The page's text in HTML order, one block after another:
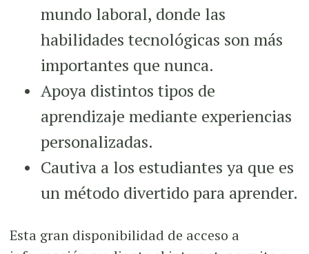
mundo laboral, donde las
habilidades tecnológicas son más
importantes que nunca.
Apoya distintos tipos de
aprendizaje mediante experiencias
personalizadas.
Cautiva a los estudiantes ya que es
un método divertido para aprender.
Esta gran disponibilidad de acceso a